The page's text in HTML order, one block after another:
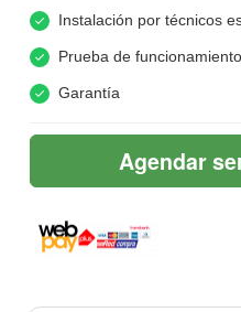
Instalación por técnicos
Prueba de
Garantía
Agendar